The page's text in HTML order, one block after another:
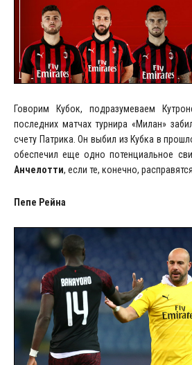
Говорим Кубок, подразумеваем
последних матчах турнира «Милан»
счету Патрика. Он выбил из Кубка в
обеспечил еще одно потенциальное
Анчелотти, если те, конечно,
Пепе Рейна